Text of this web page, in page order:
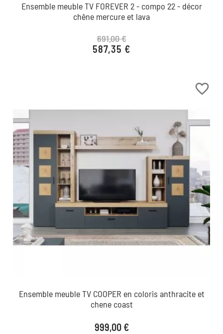
Ensemble meuble TV FOREVER 2 - compo 22 - décor
chêne mercure et lava
Prix de base
691,00 €
Prix
587,35 €
favorite_border
Ensemble meuble TV COOPER en coloris anthracite et
chene coast
Prix
999,00 €